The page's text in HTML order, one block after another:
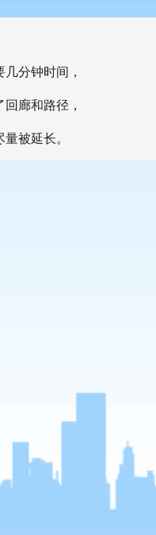
分钟时间，
廊和路径，
被延长。